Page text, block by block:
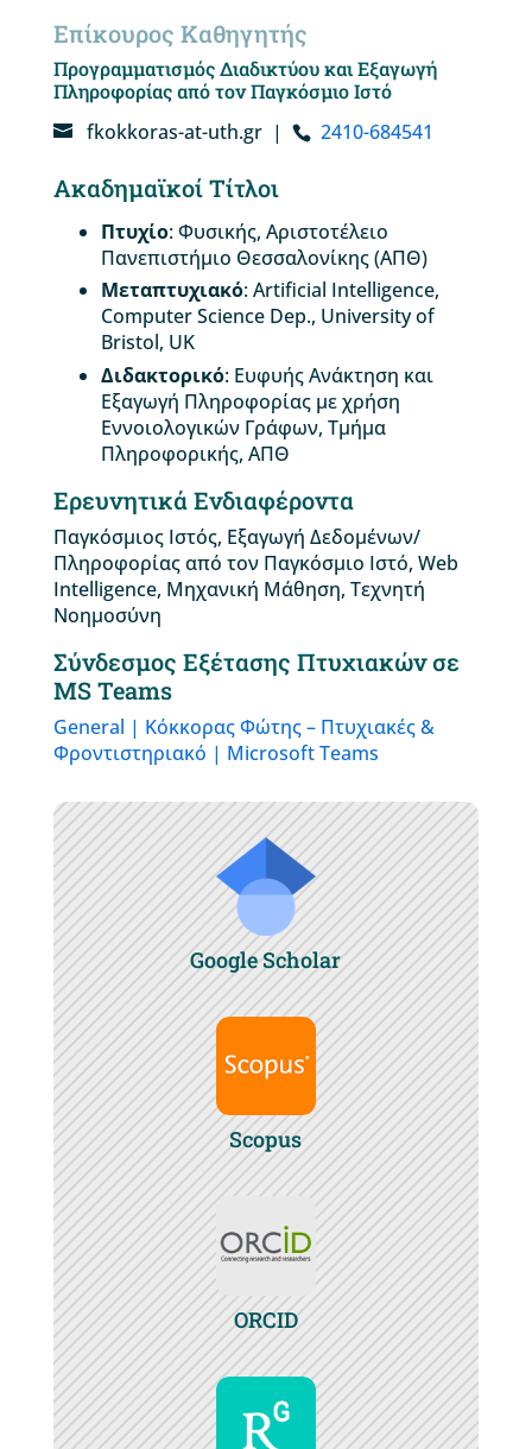
Επίκουρος Καθηγητής
Προγραμματισμός Διαδικτύου και Εξαγωγή
Πληροφορίας από τον Παγκόσμιο Ιστό
fkokkoras-at-uth.gr| 2410-684541
Ακαδημαϊκοί Τίτλοι
Πτυχίο: Φυσικής, Αριστοτέλειο
Πανεπιστήμιο Θεσσαλονίκης (ΑΠΘ)
Μεταπτυχιακό: Artificial Intelligence,
Computer Science Dep., University of
Bristol, UK
Διδακτορικό: Ευφυής Ανάκτηση και
Εξαγωγή Πληροφορίας με χρήση
Εννοιολογικών Γράφων, Τμήμα
Πληροφορικής, ΑΠΘ
Ερευνητικά Ενδιαφέροντα
Παγκόσμιος Ιστός, Εξαγωγή Δεδομένων/
Πληροφορίας από τον Παγκόσμιο Ιστό, Web
Intelligence, Μηχανική Μάθηση, Τεχνητή
Νοημοσύνη
Σύνδεσμος Εξέτασης Πτυχιακών σε
MS Teams
General | Κόκκορας Φώτης – Πτυχιακές &
Φροντιστηριακό | Microsoft Teams
Google Scholar
Scopus
ORCID